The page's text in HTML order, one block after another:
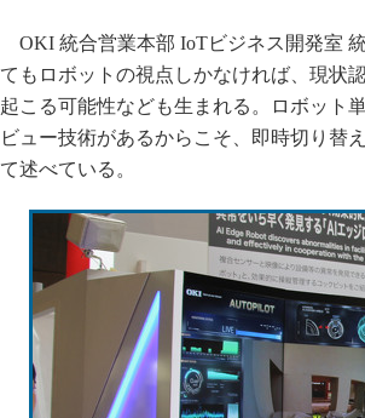
OKI 統合営業本部 IoTビジネス開発室
てもロボットの視点しかなければ、現状
起こる可能性なども生まれる。ロボット
ビュー技術があるからこそ、即時切り替
て述べている。